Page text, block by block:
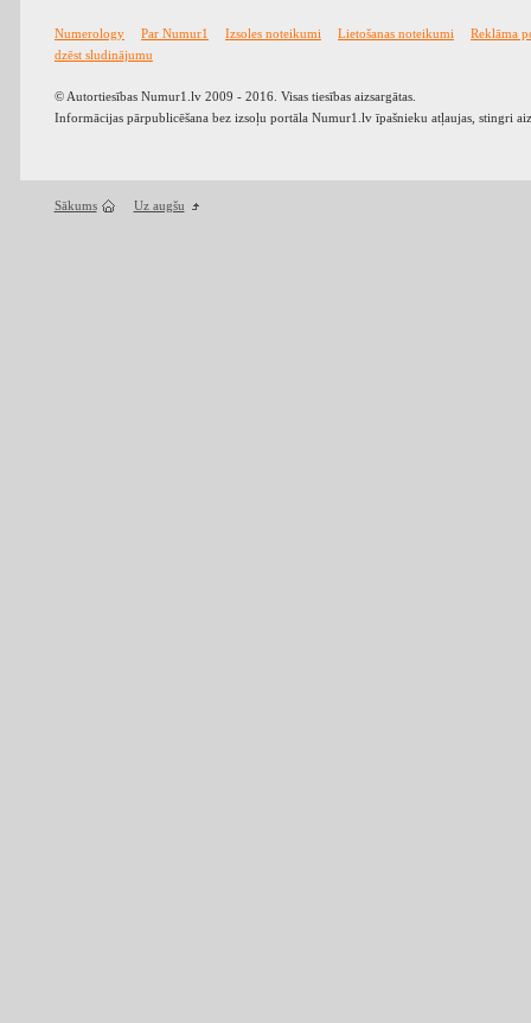
Numerology Par Numur1 Izsoles noteikumi Lietošanas noteikumi
Reklāma
dzēst sludinājumu
© Autortiesības Numur1.lv 2009 - 2016. Visas tiesības aizsargātas.
Informācijas pārpublicēšana bez izsoļu portāla Numur1.lv īpašnieku atļaujas, stingri
Sākums Uz augšu